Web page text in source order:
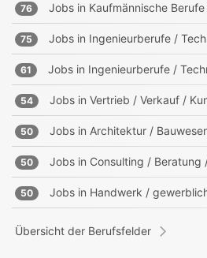
76 Jobs in Kaufmännische
75 Jobs in Ingenieurberufe /
61 Jobs in Ingenieurberufe /
54 Jobs in Vertrieb / Verkauf /
50 Jobs in Architektur /
50 Jobs in Consulting /
50 Jobs in Handwerk /
Übersicht der Berufsfelder